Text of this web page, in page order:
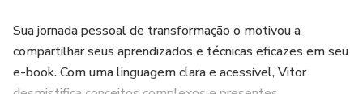
Sua jornada pessoal de transformação o motivou a
compartilhar seus aprendizados e técnicas eficazes em seu
e-book. Com uma linguagem clara e acessível, Vitor